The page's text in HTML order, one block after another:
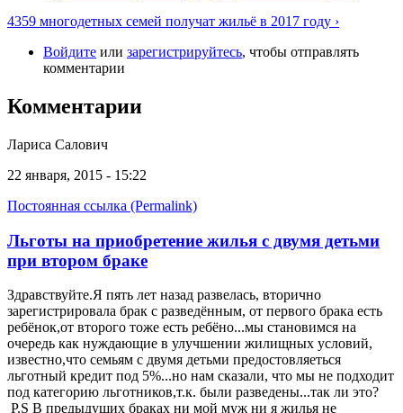
4359 многодетных семей получат жильё в 2017 году ›
Войдите или зарегистрируйтесь, чтобы отправлять
комментарии
Комментарии
Лариса Салович
22 января, 2015 - 15:22
Постоянная ссылка (Permalink)
Льготы на приобретение жилья с двумя детьми
при втором браке
Здравствуйте.Я пять лет назад развелась, вторично
зарегистрировала брак с разведённым, от первого брака есть
ребёнок,от второго тоже есть ребёно...мы становимся на
очередь как нуждающие в улучшении жилищных условий,
известно,что семьям с двумя детьми предостовляеться
льготный кредит под 5%...но нам сказали, что мы не подходит
под категорию льготников,т.к. были разведены...так ли это?
P.S В предыдущих браках ни мой муж ни я жилья не